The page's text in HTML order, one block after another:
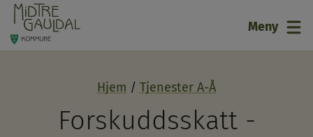
21 Meny
Hjem Tjenester A-Å
Forskuddsskatt -